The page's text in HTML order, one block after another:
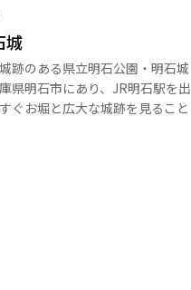
城
跡のある県立明石公園・明石城
県明石市にあり、JR明石駅を出
ぐお堀と広大な城跡を見ること